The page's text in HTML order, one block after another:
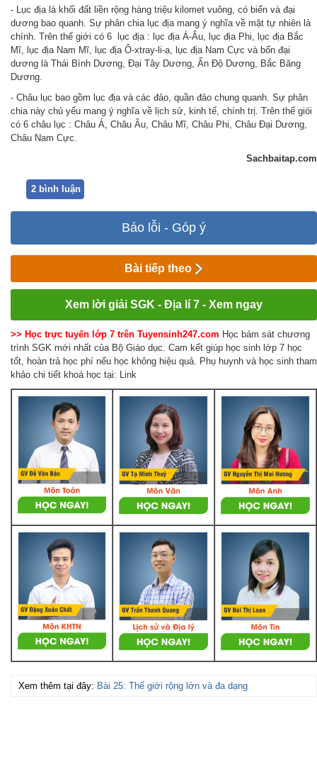
- Lục địa là khối đất liền rộng hàng triệu kilomet vuông, có biển và đại
dương bao quanh. Sự phân chia lục địa mang ý nghĩa về mặt tự nhiên là
chính. Trên thế giới có 6 lục địa : lục địa Á-Âu, lục địa Phi, lục địa Bắc
Mĩ, lục địa Nam Mĩ, lục địa Ô-xtray-li-a, lục địa Nam Cực và bốn đại
dương là Thái Bình Dương, Đại Tây Dương, Ấn Độ Dương, Bắc Băng
Dương.
- Châu lục bao gồm lục địa và các đảo, quần đảo chung quanh. Sự phân
chia này chủ yếu mang ý nghĩa về lịch sử, kinh tế, chính trị. Trên thế giói
có 6 châu lục : Châu Á, Châu Âu, Châu Mĩ, Châu Phi, Châu Đại Dương,
Châu Nam Cực.
Sachbaitap.com
2 bình luận
Báo lỗi - Góp ý
Bài tiếp theo
Xem lời giải SGK - Địa lí 7 - Xem ngay
>> Học trực tuyến lớp 7 trên Tuyensinh247.com Học bám sát chương
trình SGK mới nhất của Bộ Giáo dục. Cam kết giúp học sinh lớp 7 học
tốt, hoàn trả học phí nếu học không hiệu quả. Phụ huynh và học sinh tham
khảo chi tiết khoá học tại: Link
Xem thêm tại đây: Bài 25: Thế giới rộng lớn và đa dạng